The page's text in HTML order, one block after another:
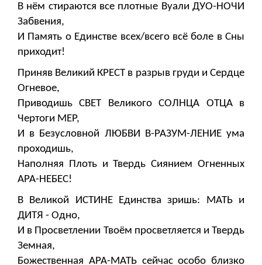
В нём стираются все плотные Вуали ДУО-НОЧИ
Забвения,
И Память о Единстве всех/всего всё боле в Сны
приходит!
Приняв Великий КРЕСТ в разрыв груди и Сердце
Огневое,
Приводишь СВЕТ Великого СОЛНЦА ОТЦА в
Чертоги МЕР,
И в Безусловной ЛЮБВИ В-РАЗУМ-ЛЕНИЕ ума
проходишь,
Наполняя Плоть и Твердь Сиянием Огненных
АРА-НЕБЕС!
В Великой ИСТИНЕ Единства зришь: МАТЬ и
ДИТЯ - Одно,
И в Просветлении Твоём просветляется и Твердь
Земная,
Божественная АРА-МАТЬ сейчас особо близко